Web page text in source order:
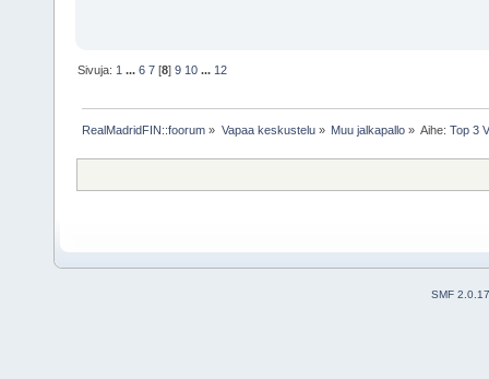
Sivuja: 1 ...6 7 [8]9 10 ... 12
RealMadridFIN::foorum » Vapaa keskustelu» Muu jalkapallo» Aihe:Top 3
SMF 2.0.17